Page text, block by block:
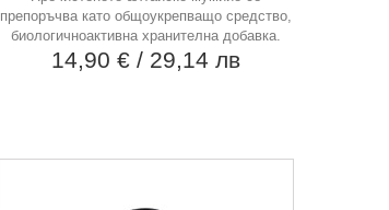
препоръчва като общоукрепващо средство,
биологичноактивна хранителна добавка.
14,90 €/ 29,14 лв